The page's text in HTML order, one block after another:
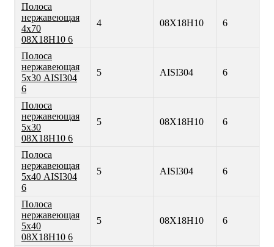
Полоса
нержавеющая
4х70
08Х18Н10 6
4 08Х18Н10 6
Полоса
нержавеющая
5х30 AISI304
6
5 AISI304 6
Полоса
нержавеющая
5х30
08Х18Н10 6
5 08Х18Н10 6
Полоса
нержавеющая
5х40 AISI304
6
5 AISI304 6
Полоса
нержавеющая
5х40
08Х18Н10 6
5 08Х18Н10 6